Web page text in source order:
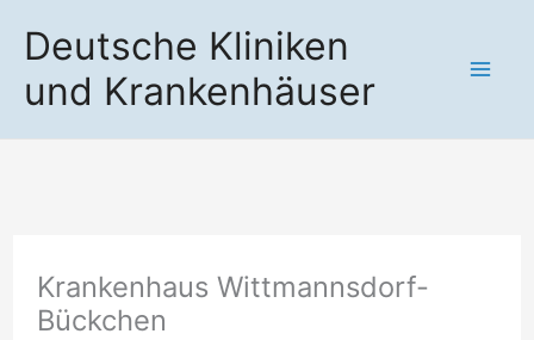
Inhalt
springen
Deutsche Kliniken
und Krankenhäuser
Krankenhaus Wittmannsdorf-
Bückchen